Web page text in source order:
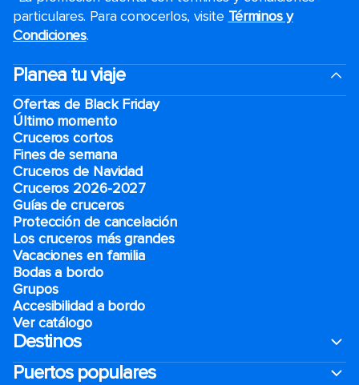
particulares. Para conocerlos, visite Términos y
Condiciones.
Planea tu viaje
Ofertas de Black Friday
Último momento
Cruceros cortos
Fines de semana
Cruceros de Navidad
Cruceros 2026-2027
Guías de cruceros
Protección de cancelación
Los cruceros más grandes
Vacaciones en familia
Bodas a bordo
Grupos
Accesibilidad a bordo
Ver catálogo
Destinos
Puertos populares